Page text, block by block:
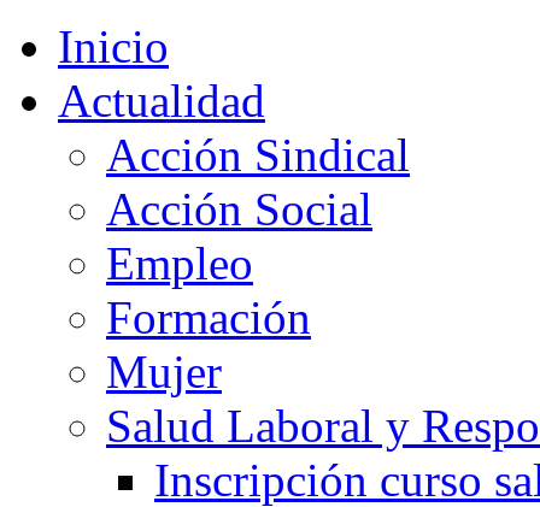
Inicio
Actualidad
Acción Sindical
Acción Social
Empleo
Formación
Mujer
Salud Laboral y
Inscripción curso